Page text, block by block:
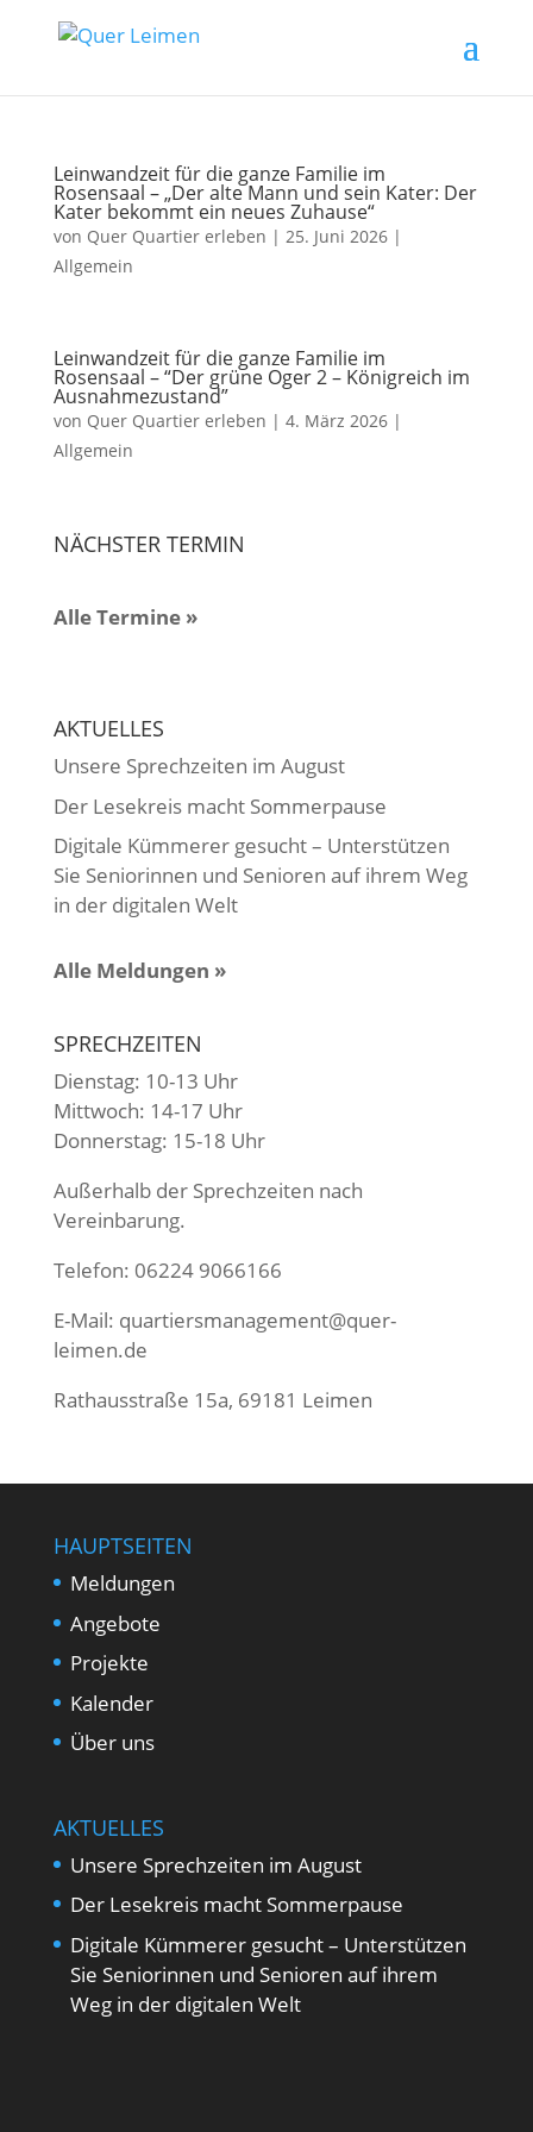
Leinwandzeit für die ganze Familie im
Rosensaal – „Der alte Mann und sein Kater: Der
Kater bekommt ein neues Zuhause“
von Quer Quartier erleben | 25. Juni 2026|
Allgemein
Leinwandzeit für die ganze Familie im
Rosensaal – “Der grüne Oger 2 – Königreich im
Ausnahmezustand”
von Quer Quartier erleben | 4. März 2026|
Allgemein
NÄCHSTER TERMIN
Alle Termine »
AKTUELLES
Unsere Sprechzeiten im August
Der Lesekreis macht Sommerpause
Digitale Kümmerer gesucht – Unterstützen
Sie Seniorinnen und Senioren auf ihrem Weg
in der digitalen Welt
Alle Meldungen »
SPRECHZEITEN
Dienstag: 10-13 Uhr
Mittwoch: 14-17 Uhr
Donnerstag: 15-18 Uhr
Außerhalb der Sprechzeiten nach
Vereinbarung.
Telefon: 06224 9066166
E-Mail: quartiersmanagement@quer-
leimen.de
Rathausstraße 15a, 69181 Leimen
HAUPTSEITEN
Meldungen
Angebote
Projekte
Kalender
Über uns
AKTUELLES
Unsere Sprechzeiten im August
Der Lesekreis macht Sommerpause
Digitale Kümmerer gesucht – Unterstützen
Sie Seniorinnen und Senioren auf ihrem
Weg in der digitalen Welt